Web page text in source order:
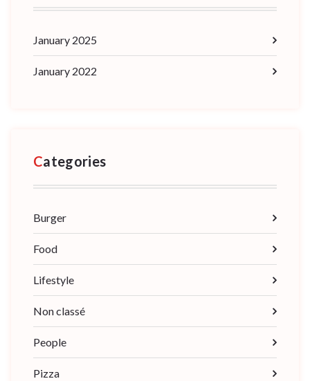
January 2025
January 2022
Categories
Burger
Food
Lifestyle
Non classé
People
Pizza